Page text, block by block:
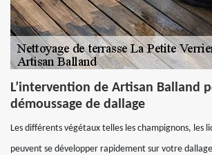
L’intervention de Artisan Balland
démoussage de dallage
Les différents végétaux telles les champignons, les
peuvent se développer rapidement sur votre